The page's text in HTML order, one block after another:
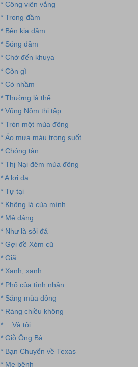
* Công viên vắng
* Trong đầm
* Bên kia đầm
* Sóng đầm
* Chờ đến khuya
* Còn gì
* Có nhầm
* Thường là thế
* Vũng Nồm thi tập
* Tròn một mùa đông
* Áo mưa màu trong suốt
* Chóng tàn
* Thị Nại đêm mùa đông
* A lợi da
* Tự tại
* Không là của mình
* Mê dáng
* Như là sỏi đá
* Gợi đề Xóm cũ
* Giã
* Xanh, xanh
* Phố của tình nhân
* Sáng mùa đông
* Ráng chiều không
* …Và tôi
* Giỗ Ông Bà
* Bạn Chuyển về Texas
* Mẹ bệnh